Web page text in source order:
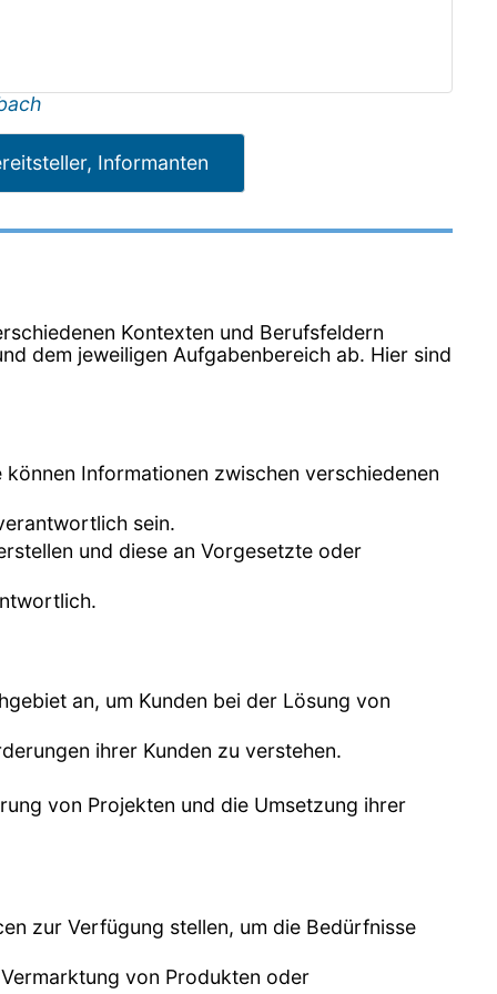
Informanten
Kontexten und Berufsfeldern
dem jeweiligen Aufgabenbereich ab. Hier sind
Informationen zwischen verschiedenen
sein.
und diese an Vorgesetzte oder
an, um Kunden bei der Lösung von
ihrer Kunden zu verstehen.
von Projekten und die Umsetzung ihrer
zur Verfügung stellen, um die Bedürfnisse
von Produkten oder